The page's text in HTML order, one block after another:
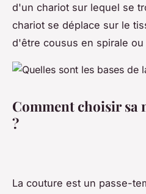
d'un chariot sur lequel se
chariot se déplace sur le
d'être cousus en spirale
Comment choisir sa
?
La couture est un passe-